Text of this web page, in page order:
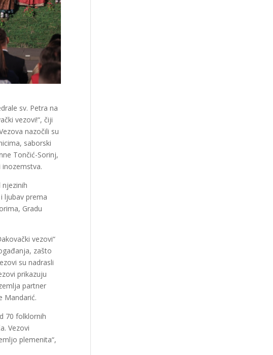
sv. Petra na
vezovi!“, čiji
nazočili su
saborski
Tončić-Sorinj,
ljubav prema
Gradu
vezovi“
zašto
su nadrasli
prikazuju
partner
Mandarić.
70 folklornih
Vezovi
plemenita“,